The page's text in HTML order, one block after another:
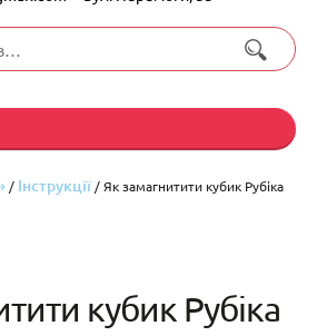
/ Інструкції / Як замагнитити кубик Рубіка
кубик Рубіка